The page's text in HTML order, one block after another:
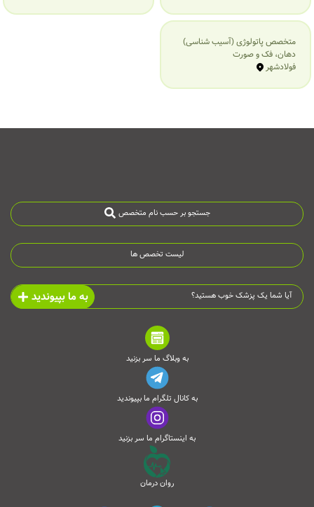
متخصص پاتولوژی (آسیب شناسی)
دهان، فک و صورت
فولادشهر
جستجو بر حسب نام متخصص
لیست تخصص ها
آیا شما یک پزشک خوب هستید؟ به ما بپیوندید
به وبلاگ ما سر بزنید
به کانال تلگرام ما بپیوندید
به اینستاگرام ما سر بزنید
روان درمان